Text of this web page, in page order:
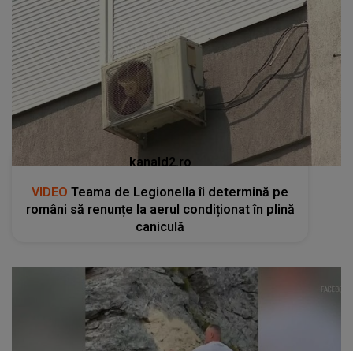
kanald2.ro
VIDEO Teama de Legionella îi determină pe
români să renunțe la aerul condiționat în plină
caniculă